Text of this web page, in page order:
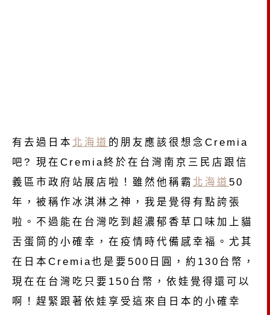
有去過日本 北海道 的朋友應該很想念Cremia
吧? 現在Cremia終於在台灣南京三民店跟信
義區市政府站展店啦！雖然他稱霸 北海道 50
年，被稱作冰淇淋之神，我是覺得有點誇張
啦。不過能在台灣吃到超濃郁香草口味加上貓
舌蛋筒的小確幸，在疫情時代備感幸福。尤其
在日本Cremia也是要500日圓，約130台幣，
現在在台灣吃只要150台幣，依娃覺得還可以
啊！趕緊跟著依娃享受這來自日本的小確幸